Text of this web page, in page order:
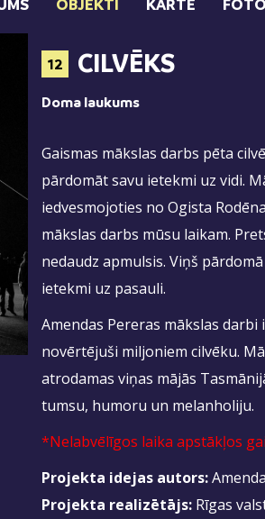
OBJEKTI KARTE FOTO
12 CILVĒKS
Doma laukums
Gaismas mākslas darbs pēta
pārdomāt savu ietekmi uz vidi.
iedvesmojoties no Ogista
mākslas darbs mūsu laikam.
nedaudz apmulsis. Viņš
ietekmi uz pasauli.
Amendas Pereras mākslas
novērtējuši miljoniem cilvēku.
atrodamas viņas mājās
tumsu, humoru un melanholiju.
*Nelabvēlīgos laika apstākļos
Projekta idejas autors:
Projekta realizētājs:Rīgas